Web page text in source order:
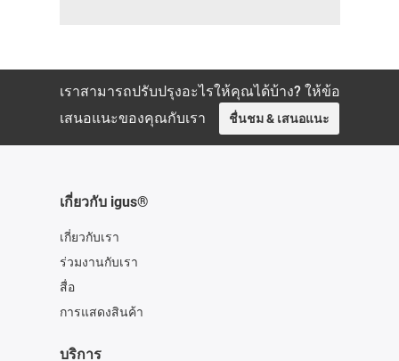
เราสามารถปรับปรุงอะไรให้คุณได้บ้าง? ให้ข้อ
เสนอแนะของคุณกับเรา
ชื่นชม & เสนอแนะ
เกี่ยวกับ igus®
เกี่ยวกับเรา
ร่วมงานกับเรา
สื่อ
การแสดงสินค้า
บริการ